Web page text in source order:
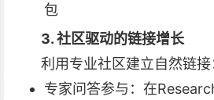
包
3. 社区驱动的链接增长
利用专业社区建立自然链接
专家问答参与：在